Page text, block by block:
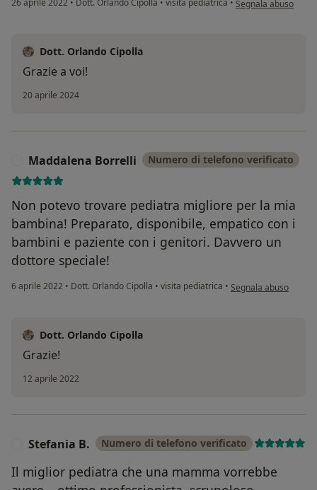
26 aprile 2022 • Dott. Orlando Cipolla • visita pediatrica • Segnala abuso
Dott. Orlando Cipolla
Grazie a voi!
20 aprile 2024
Maddalena Borrelli Numero di telefono verificato
Non potevo trovare pediatra migliore per la mia
bambina! Preparato, disponibile, empatico con i
bambini e paziente con i genitori. Davvero un
dottore speciale!
6 aprile 2022 • Dott. Orlando Cipolla • visita pediatrica • secondo l'opinione
Segnala abuso
Dott. Orlando Cipolla
Grazie!
12 aprile 2022
Stefania B. Numero di telefono verificato
Il miglior pediatra che una mamma vorrebbe